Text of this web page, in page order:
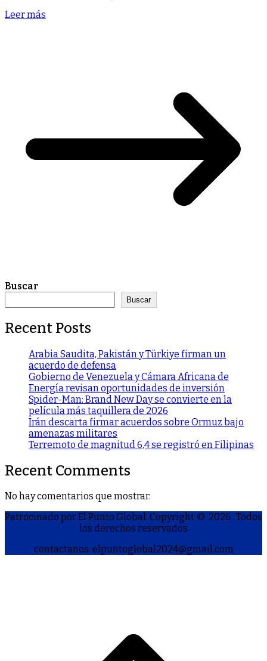
Leer más
Buscar
Buscar
Recent Posts
Arabia Saudita, Pakistán y Türkiye firman un
acuerdo de defensa
Gobierno de Venezuela y Cámara Africana de
Energía revisan oportunidades de inversión
Spider-Man: Brand New Day se convierte en la
película más taquillera de 2026
Irán descarta firmar acuerdos sobre Ormuz bajo
amenazas militares
Terremoto de magnitud 6,4 se registró en Filipinas
Recent Comments
No hay comentarios que mostrar.
Patrocinado por El Punto Global. Copyright © 2026 . Todos
los derechos reservados
contactanos: elpuntoglobal2024@gmail.com